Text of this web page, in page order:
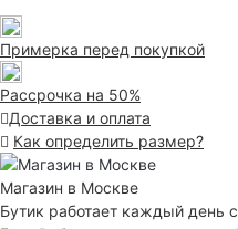
Примерка перед покупкой
Рассрочка на 50%
Доставка и оплата
Как определить размер?
Магазин в Москве
Бутик работает каждый день